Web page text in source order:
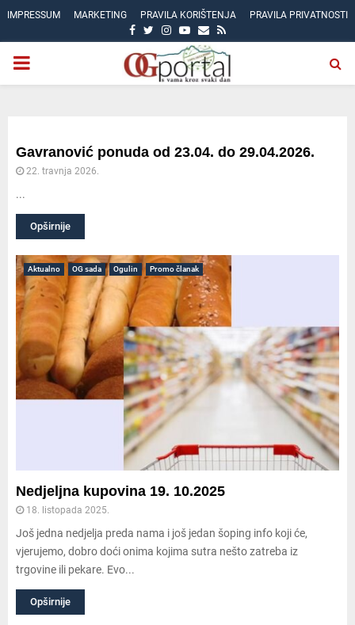
IMPRESSUM MARKETING PRAVILA KORIŠTENJA PRAVILA PRIVATNOSTI
FACEBOOK
TWITTER
INSTAGRAM
YOUTUBE
EMAIL
RSS
PRIMARY
Gavranović ponuda od 23.04. do 29.04.2026.
22. travnja 2026.
...
Opširnije
Aktualno OG sada Ogulin Promo članak
Nedjeljna kupovina 19. 10.2025
18. listopada 2025.
Još jedna nedjelja preda nama i još jedan šoping info koji će,
vjerujemo, dobro doći onima kojima sutra nešto zatreba iz
trgovine ili pekare. Evo...
Opširnije